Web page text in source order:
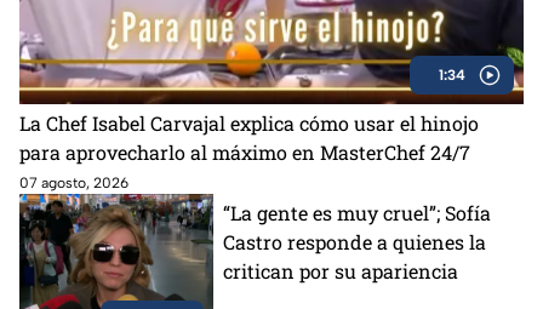
1:34
La Chef Isabel Carvajal explica cómo usar el hinojo
para aprovecharlo al máximo en MasterChef 24/7
07 agosto, 2026
“La gente es muy cruel”; Sofía
Castro responde a quienes la
critican por su apariencia